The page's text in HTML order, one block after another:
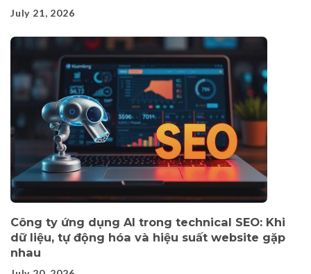
July 21, 2026
Công ty ứng dụng AI trong technical SEO: Khi
dữ liệu, tự động hóa và hiệu suất website gặp
nhau